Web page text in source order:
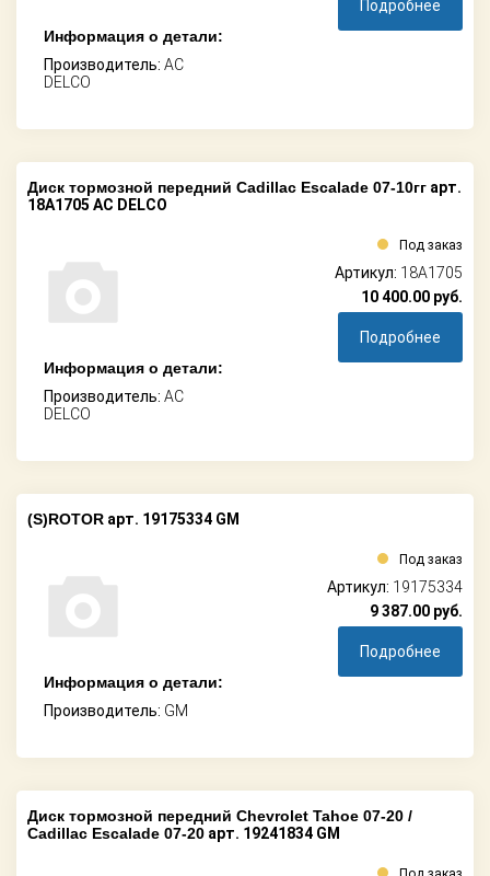
Информация о детали:
Производитель: AC
DELCO
Подробнее
Диск тормозной передний Cadillac Escalade 07-10гг арт.
18A1705 AC DELCO
Информация о детали:
Производитель: AC
DELCO
Под заказ
Артикул: 18A1705
10 400.00 руб.
Подробнее
(S)ROTOR арт. 19175334 GM
Информация о детали:
Производитель: GM
Под заказ
Артикул: 19175334
9 387.00 руб.
Подробнее
Диск тормозной передний Chevrolet Tahoe 07-20 /
Cadillac Escalade 07-20 арт. 19241834 GM